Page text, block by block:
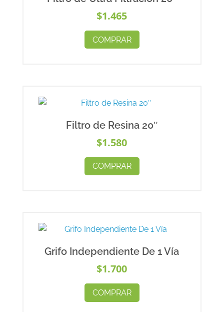
$1.465
COMPRAR
Filtro de Resina 20″
$1.580
COMPRAR
Grifo Independiente De 1 Vía
$1.700
COMPRAR